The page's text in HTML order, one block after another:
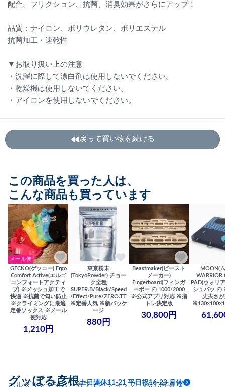
配合。フリクション、抗菌、消臭効果がさらにアップ！
品質：ナイロン、ポリウレタン、ポリエステル
抗菌加工・速乾性
▼お取り扱い上の注意
・洗濯に際して漂白剤は使用しないでください。
・乾燥機は使用しないでください。
・アイロンを使用しないでください。
戻って買い物を続ける
この商品を買った人は、
こんな商品も買っています
メール便
GECKO(ゲッコー) Ergo
Comfort Active(エルゴ
コンフォートアクティ
ブ) ※メッシュ加工で
快適 ※抗菌で匂い防止
※クライミングに最適
定番ソックス ※メール
便対応
1,210円
東京粉末
(TokyoPowder) チョー
ク全種
SUPER.B/Black/Speed
/Effect/Pure/ZERO.TT
※定番人気 ※新パッケ
ージ
880円
Beastmaker(ビースト
メーカー)
Fingerboard(フィンガ
ーボード) 1000/2000
※公式アプリ対応 ※指
トレ決定版
30,800円
MOON(
WARRIOR
PAD(ウォリ
シュパッド)
丈夫さ
ボルダリングジムとカフェとショップ｜2013年創業
グッぼる彦根土日連休11-21 平日祝16-23 月休